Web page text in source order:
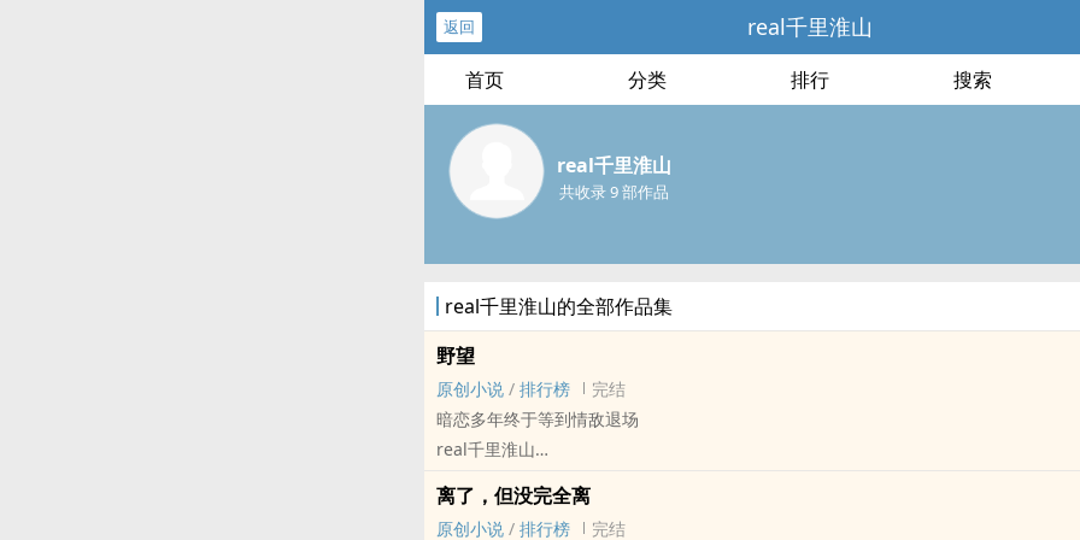
返回 real千里淮山
首页 分类 排行 搜索
real千里淮山
共收录 9 部作品
real千里淮山的全部作品集
野望
原创小说 / 排行榜
完结
暗恋多年终于等到情敌退场
real千里淮山
原创小说 - 现代 - BL - 完结
中篇
离了，但没完全离
原创小说 / 排行榜 完结